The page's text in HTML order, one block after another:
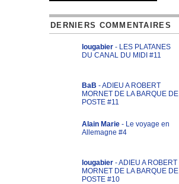
DERNIERS COMMENTAIRES
lougabier - LES PLATANES
DU CANAL DU MIDI #11
BaB - ADIEU A ROBERT
MORNET DE LA BARQUE DE
POSTE #11
Alain Marie - Le voyage en
Allemagne #4
lougabier - ADIEU A ROBERT
MORNET DE LA BARQUE DE
POSTE #10